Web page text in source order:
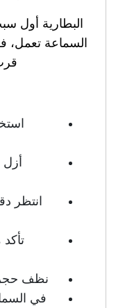
البطارية
السماعة
انتظر
نظف
في